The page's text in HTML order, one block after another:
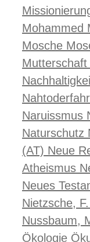
Mohammed
Mosche
Mutterschaft
Naruissmus
Naturschutz
(AT) Neue
Atheismus
Neues
Nietzsche,
Nussbaum,
Ökologie